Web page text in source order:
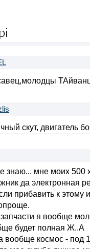
скут, двигатель
знаю... мне моих 500
да электронная
прибавить к этому
я вообще
будет полная Ж..А
вообще космос - под